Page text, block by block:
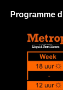
Programme